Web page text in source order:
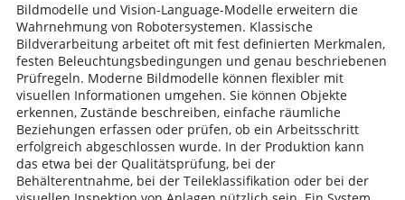
Bildmodelle und Vision-Language-Modelle erweitern die
Wahrnehmung von Robotersystemen. Klassische
Bildverarbeitung arbeitet oft mit fest definierten Merkmalen,
festen Beleuchtungsbedingungen und genau beschriebenen
Prüfregeln. Moderne Bildmodelle können flexibler mit
visuellen Informationen umgehen. Sie können Objekte
erkennen, Zustände beschreiben, einfache räumliche
Beziehungen erfassen oder prüfen, ob ein Arbeitsschritt
erfolgreich abgeschlossen wurde. In der Produktion kann
das etwa bei der Qualitätsprüfung, bei der
Behälterentnahme, bei der Teileklassifikation oder bei der